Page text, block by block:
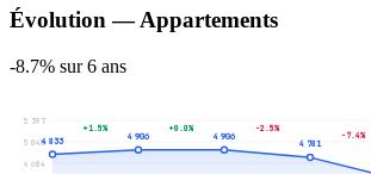
Évolution — Appartements
-8.7% sur 6 ans
4 684
5 040
5 397
4 833
4 906 4 906
4 781
+1.5% +0.0% -2.5%
-7.4%